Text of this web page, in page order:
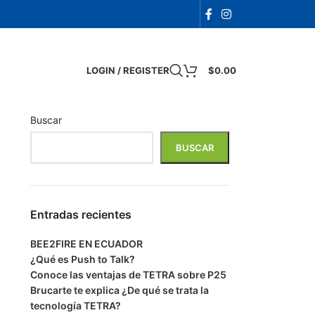
LOGIN / REGISTER $0.00
Buscar
BUSCAR
Entradas recientes
BEE2FIRE EN ECUADOR
¿Qué es Push to Talk?
Conoce las ventajas de TETRA sobre P25
Brucarte te explica ¿De qué se trata la
tecnología TETRA?